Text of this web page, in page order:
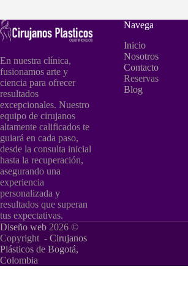
En nuestra clínica,
fusionamos arte y
ciencia para ofrecer
resultados
excepcionales. Nuestro
equipo de cirujanos
altamente calificados te
guiará en cada paso,
desde la consulta inicial
hasta la recuperación,
asegurando una
experiencia
personalizada y
resultados que superan
tus expectativas.
Navega
Inicio
Nosotros
Contacto
Reservas
Blog
Diseño web 2026 ©
Copyright - Cirujanos
Plásticos de Bogotá,
Colombia